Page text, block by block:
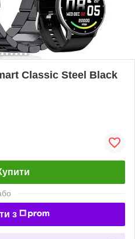
Classic Steel Black
з